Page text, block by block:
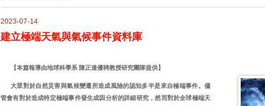
2023-07-14
建立極端天氣與氣候事件資料庫
【本篇報導由地球科學系 陳正達優聘教授研究團隊提供】
大眾對於自然災害與氣候變遷所造成風險的認知多半是來自極端事件。儘
管會有對於造成特定極端事件發生成因分析的詳細研究，然而對於全球極端天